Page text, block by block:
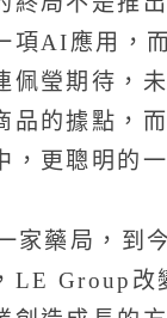
項AI應用，
佩瑩期待，
品的據點，
，更聰明的一
家藥局，到
LE Group改